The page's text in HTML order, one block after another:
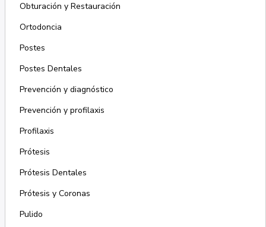
Obturación y Restauración
Ortodoncia
Postes
Postes Dentales
Prevención y diagnóstico
Prevención y profilaxis
Profilaxis
Prótesis
Prótesis Dentales
Prótesis y Coronas
Pulido